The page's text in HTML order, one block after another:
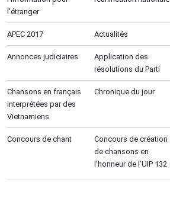
l'étranger
APEC 2017 Actualités
Annonces judiciaires
Application des
résolutions du Parti
Chansons en français
interprétées par des
Vietnamiens
Chronique du jour
Concours de chant
Concours de création
de chansons en
l’honneur de l’UIP 132